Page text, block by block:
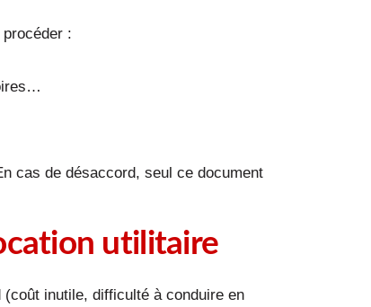
:
cas de désaccord, seul ce document
utilitaire
inutile, difficulté à conduire en